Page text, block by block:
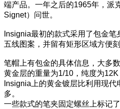
端产品。一年之后的1965年，派
Signet）问世。
Insignia最初的款式采用了包金
五线图案，并留有矩形区域方便
笔帽上有包金的具体信息，大多
黄金层的重量为1/10，纯度为
Insignia上的黄金镀层比利用现
多。
一些款式的笔夹固定螺丝上标记